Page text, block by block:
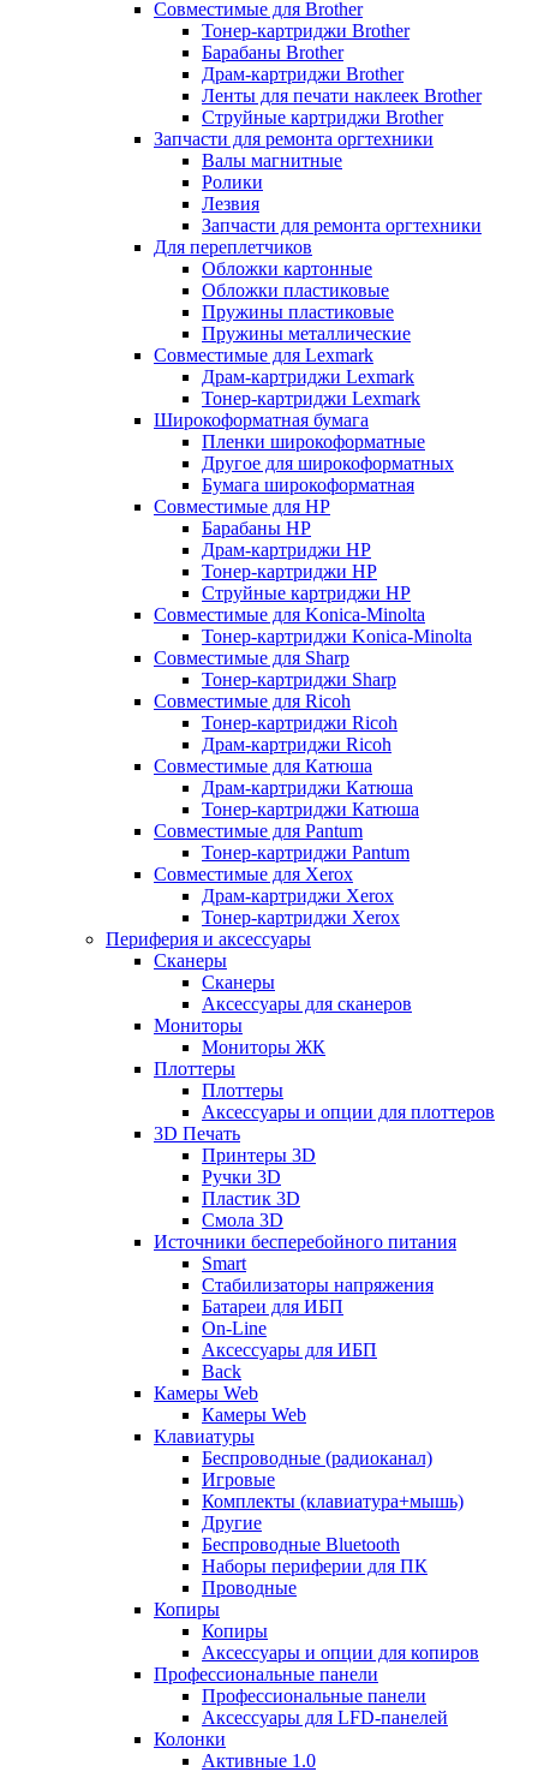
Совместимые для Brother
Тонер-картриджи Brother
Барабаны Brother
Драм-картриджи Brother
Ленты для печати наклеек Brother
Струйные картриджи Brother
Запчасти для ремонта оргтехники
Валы магнитные
Ролики
Лезвия
Запчасти для ремонта оргтехники
Для переплетчиков
Обложки картонные
Обложки пластиковые
Пружины пластиковые
Пружины металлические
Совместимые для Lexmark
Драм-картриджи Lexmark
Тонер-картриджи Lexmark
Широкоформатная бумага
Пленки широкоформатные
Другое для широкоформатных
Бумага широкоформатная
Совместимые для HP
Барабаны HP
Драм-картриджи HP
Тонер-картриджи HP
Струйные картриджи HP
Совместимые для Konica-Minolta
Тонер-картриджи Konica-Minolta
Совместимые для Sharp
Тонер-картриджи Sharp
Совместимые для Ricoh
Тонер-картриджи Ricoh
Драм-картриджи Ricoh
Совместимые для Катюша
Драм-картриджи Катюша
Тонер-картриджи Катюша
Совместимые для Pantum
Тонер-картриджи Pantum
Совместимые для Xerox
Драм-картриджи Xerox
Тонер-картриджи Xerox
Периферия и аксессуары
Сканеры
Сканеры
Аксессуары для сканеров
Мониторы
Мониторы ЖК
Плоттеры
Плоттеры
Аксессуары и опции для плоттеров
3D Печать
Принтеры 3D
Ручки 3D
Пластик 3D
Смола 3D
Источники бесперебойного питания
Smart
Стабилизаторы напряжения
Батареи для ИБП
On-Line
Аксессуары для ИБП
Back
Камеры Web
Камеры Web
Клавиатуры
Беспроводные (радиоканал)
Игровые
Комплекты (клавиатура+мышь)
Другие
Беспроводные Bluetooth
Наборы периферии для ПК
Проводные
Копиры
Копиры
Аксессуары и опции для копиров
Профессиональные панели
Профессиональные панели
Аксессуары для LFD-панелей
Колонки
Активные 1.0